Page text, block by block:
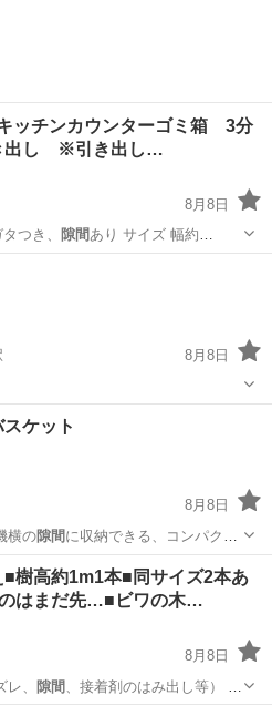
ッチンカウンターゴミ箱 3分
出し ※引き出し…
8月8日
つき、
隙間あり サイズ 幅約
8月8日
ミラー/鏡
ケット
8月8日
す。 洗濯機横の隙間 に収納できる、コンパクト
洗濯用品
■樹高約1m1本■同サイズ2本あ
はまだ先…■ビワの木…
8月8日
、 隙間 、接着剤のはみ出し等） ・